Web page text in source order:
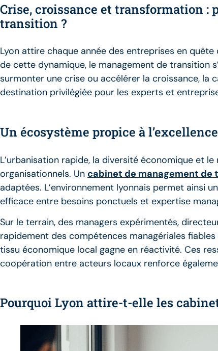
Crise, croissance et transformation :
transition ?
Lyon attire chaque année des entreprises en
de cette dynamique, le management de transition
surmonter une crise ou accélérer la croissance, la
destination privilégiée pour les experts et
Un écosystème propice à
L’urbanisation rapide, la diversité économique et
organisationnels. Un cabinet de management de
adaptées. L’environnement lyonnais permet ainsi
efficace entre besoins ponctuels et expertise
Sur le terrain, des managers expérimentés,
rapidement des compétences managériales
tissu économique local gagne en réactivité. Ces
coopération entre acteurs locaux renforce
Pourquoi Lyon attire-t-elle les